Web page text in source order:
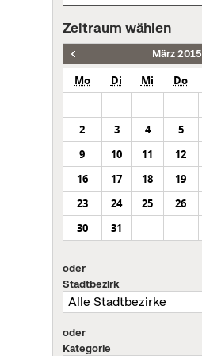
Zeitraum wählen
März 2015
Mo Di Mi Do
2
3 4 5
9
10 11 12
16
17 18 19
23
24 25 26
30
31
oder
Stadtbezirk
oder
Kategorie